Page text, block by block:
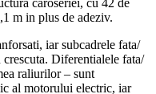
m in plus de adeziv.
iar subcadrele fata/
Diferentialele fata/
raliurilor – sunt
al motorului electric, iar